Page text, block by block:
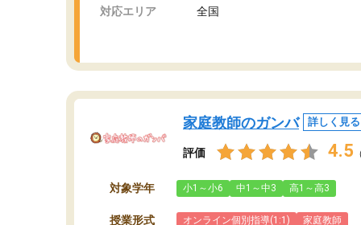
対応エリア 全国
家庭教師のガンバ 詳しく見る
評価 4.5
対象学年 小1～小6 中1～中3 高1～高3
授業形式 オンライン個別指導(1:1) 家庭教師